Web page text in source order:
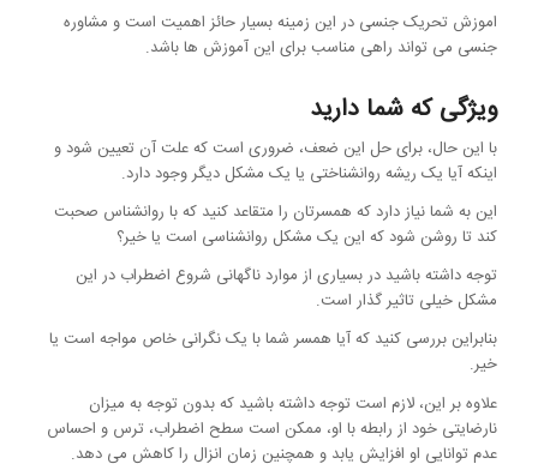
اموزش تحریک جنسی در این زمینه بسیار حائز اهمیت است و مشاوره
جنسی می تواند راهی مناسب برای این آموزش ها باشد.
ویژگی که شما دارید
با این حال، برای حل این ضعف، ضروری است که علت آن تعیین شود و
اینکه آیا یک ریشه روانشناختی یا یک مشکل دیگر وجود دارد.
این به شما نیاز دارد که همسرتان را متقاعد کنید که با روانشناس صحبت
کند تا روشن شود که این یک مشکل روانشناسی است یا خیر؟
توجه داشته باشید در بسیاری از موارد ناگهانی شروع اضطراب در این
مشکل خیلی تاثیر گذار است.
بنابراین بررسی کنید که آیا همسر شما با یک نگرانی خاص مواجه است یا
خیر.
علاوه بر این، لازم است توجه داشته باشید که بدون توجه به میزان
نارضایتی خود از رابطه با او، ممکن است سطح اضطراب، ترس و احساس
عدم توانایی او افزایش یابد و همچنین زمان انزال را کاهش می دهد.